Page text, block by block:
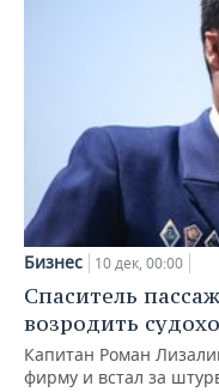
Бизнес 10 дек, 00:00
Спаситель
возродить
Капитан Роман
фирму и встал за